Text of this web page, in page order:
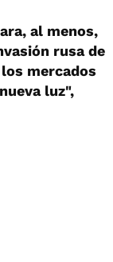
al menos,
rusa de
mercados
luz",